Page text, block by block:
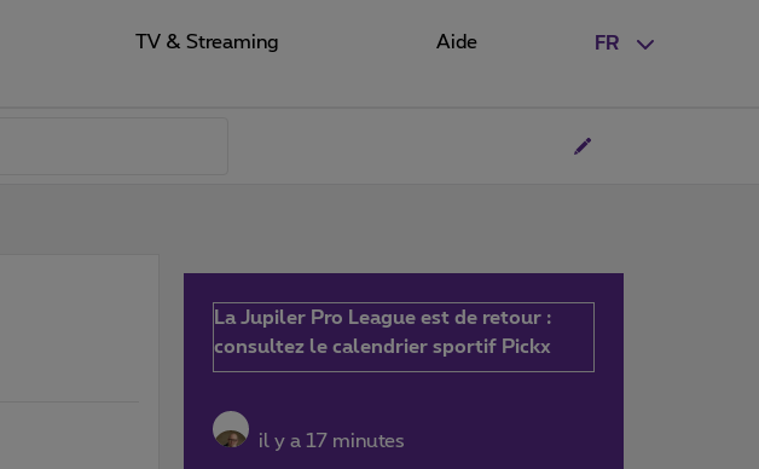
FR
TV & Streaming Aide
La Jupiler Pro League est de retour :
consultez le calendrier sportif Pickx
il y a 17 minutes